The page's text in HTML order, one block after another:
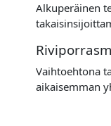
Alkuperäinen
Vaihtoehtona
aikaisemman